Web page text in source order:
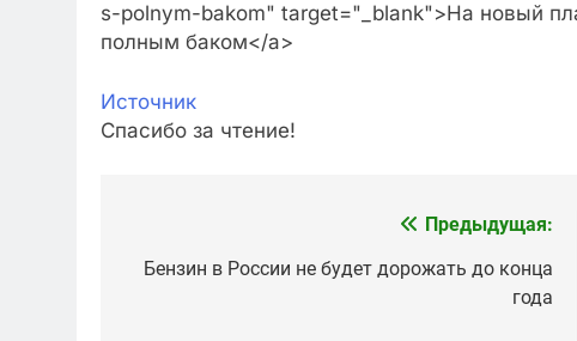
s-polnym-bakom" target="_blank">На новый
полным баком</a>
Источник
Спасибо за чтение!
по
Предыдущая:
Бензин в России не будет дорожать до конца
года